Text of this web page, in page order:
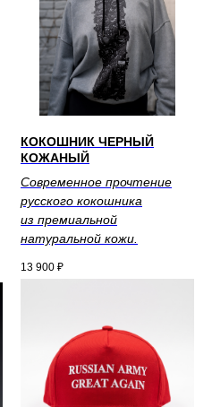
КОКОШНИК ЧЕРНЫЙ
КОЖАНЫЙ
Современное прочтение
русского кокошника
из премиальной
натуральной кожи.
13 900 ₽